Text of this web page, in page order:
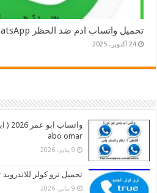
تحميل واتساب ادم ضد الحظر AdamWhatsApp اخر تحديث 2026
24 أكتوبر، 2025
abo omar
9 يناير، 2026
تحميل ترو كولر للاندرويد TrueCaller اخر اصدار 2026
9 يناير، 2026